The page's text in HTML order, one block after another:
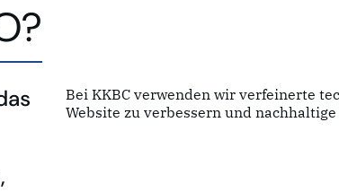
Bei KKBC verwenden wir verfeinerte
Website zu verbessern und